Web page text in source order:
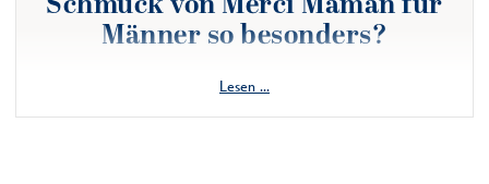
Lesen ...
Männer so besonders?
Bei der großen Auswahl an Geschenken ist die Personalisierung